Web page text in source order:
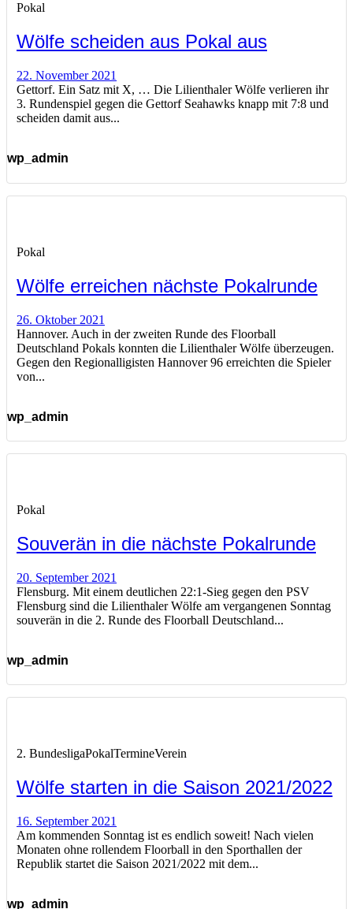
Pokal
Wölfe scheiden aus Pokal aus
22. November 2021
Gettorf. Ein Satz mit X, … Die Lilienthaler Wölfe verlieren ihr
3. Rundenspiel gegen die Gettorf Seahawks knapp mit 7:8 und
scheiden damit aus...
wp_admin
Pokal
Wölfe erreichen nächste Pokalrunde
26. Oktober 2021
Hannover. Auch in der zweiten Runde des Floorball
Deutschland Pokals konnten die Lilienthaler Wölfe überzeugen.
Gegen den Regionalligisten Hannover 96 erreichten die Spieler
von...
wp_admin
Pokal
Souverän in die nächste Pokalrunde
20. September 2021
Flensburg. Mit einem deutlichen 22:1-Sieg gegen den PSV
Flensburg sind die Lilienthaler Wölfe am vergangenen Sonntag
souverän in die 2. Runde des Floorball Deutschland...
wp_admin
2. BundesligaPokalTermineVerein
Wölfe starten in die Saison 2021/2022
16. September 2021
Am kommenden Sonntag ist es endlich soweit! Nach vielen
Monaten ohne rollendem Floorball in den Sporthallen der
Republik startet die Saison 2021/2022 mit dem...
wp_admin